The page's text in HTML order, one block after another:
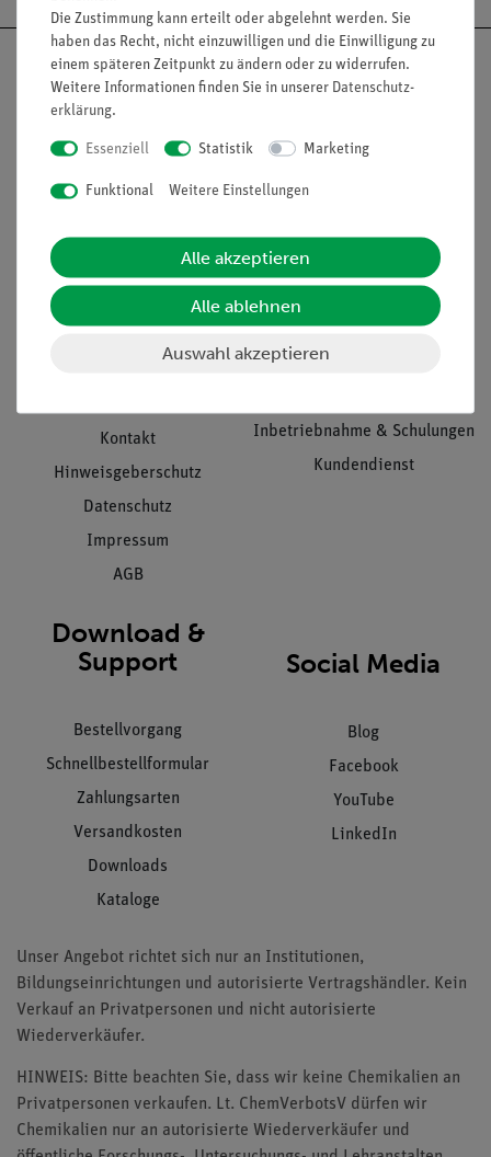
Informationen
Kontakt
Hinweisgeberschutz
Datenschutz
Impressum
AGB
Service
Übersicht Service
Inbetriebnahme & Schulungen
Kundendienst
Download &
Support
Bestellvorgang
Schnellbestellformular
Zahlungsarten
Versandkosten
Downloads
Kataloge
Social Media
Blog
Facebook
YouTube
LinkedIn
Unser Angebot richtet sich nur an Institutionen,
Bildungseinrichtungen und autorisierte Vertragshändler. Kein
Verkauf an Privatpersonen und nicht autorisierte
Wiederverkäufer.
HINWEIS: Bitte beachten Sie, dass wir keine Chemikalien an
Privatpersonen verkaufen. Lt. ChemVerbotsV dürfen wir
Chemikalien nur an autorisierte Wiederverkäufer und
Die Zustimmung kann erteilt oder abgelehnt werden. Sie
haben das Recht, nicht einzuwilligen und die Einwilligung zu
einem späteren Zeitpunkt zu ändern oder zu widerrufen.
Weitere Informationen finden Sie in unserer Daten­schutz­
erklärung.
Essenziell Statistik Marketing
Funktional Weitere Einstellungen
Alle akzeptieren
Alle ablehnen
Auswahl akzeptieren